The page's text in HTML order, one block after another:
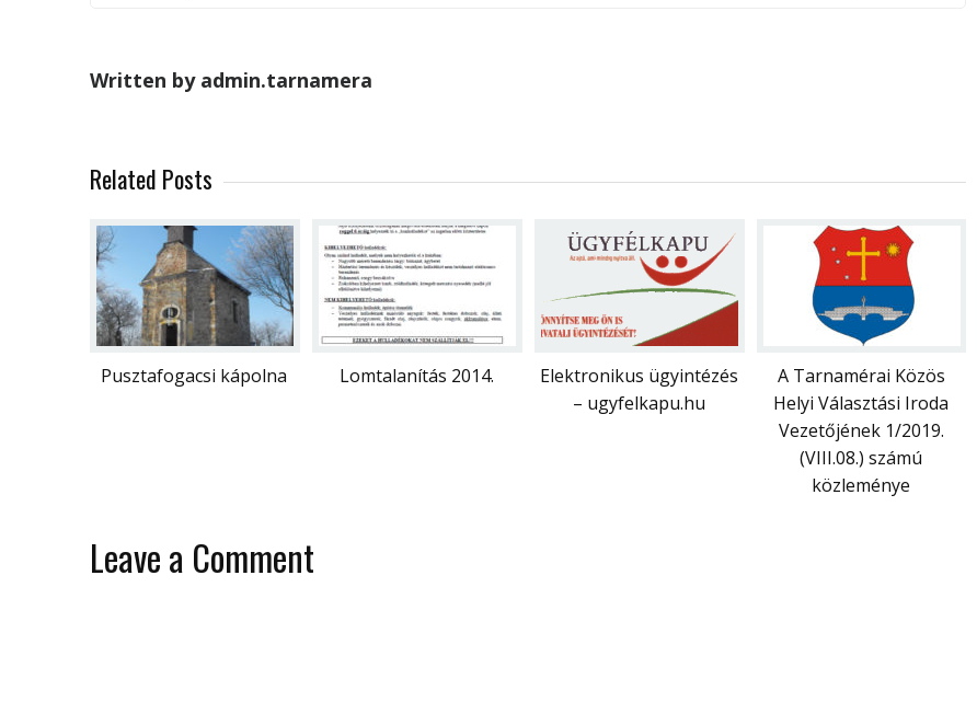
Written by admin.tarnamera
Related Posts
Pusztafogacsi kápolna Lomtalanítás 2014.
Elektronikus ügyintézés
– ugyfelkapu.hu
A Tarnamérai Közös
Helyi Választási Iroda
Vezetőjének 1/2019.
(VIII.08.) számú
közleménye
Leave a Comment